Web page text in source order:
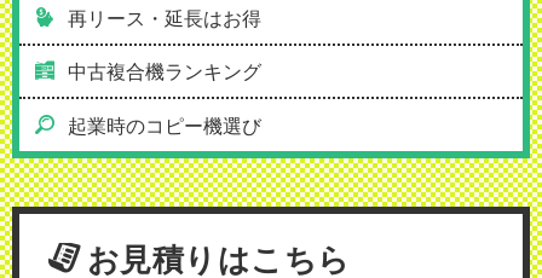
再リース・延長はお得
中古複合機ランキング
起業時のコピー機選び
お見積りはこちら